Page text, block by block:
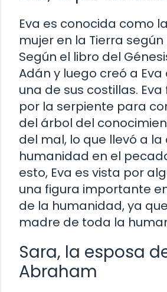
Eva es conocida como
mujer en la Tierra según
Según el libro del
Adán y luego creó a
una de sus costillas.
por la serpiente para
del árbol del
del mal, lo que llevó a
humanidad en el
esto, Eva es vista por
una figura importante
de la humanidad, ya
madre de toda la
Sara, la esposa
Abraham